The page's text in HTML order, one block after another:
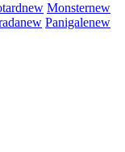
new Monsternew
new Panigalenew